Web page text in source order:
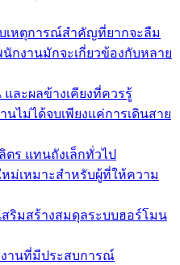
เหตุการณ์สำคัญที่ยากจะลืม
กงานมักจะเกี่ยวข้องกับหลาย
ละผลข้างเคียงที่ควรรู้
นไม่ได้จบเพียงแค่การเดินสาย
ตร แทนถังเล็กทั่วไป
ม่เหมาะสำหรับผู้ที่ให้ความ
สริมสร้างสมดุลระบบฮอร์โมน
งานที่มีประสบการณ์